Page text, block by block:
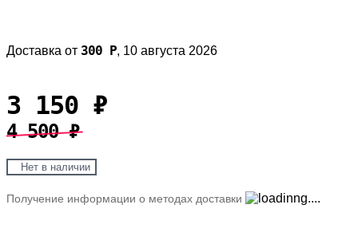
Доставка от 300 Р, 10 августа 2026
3 150 ₽
4 500₽
Нет в наличии
Получение информации о методах доставки